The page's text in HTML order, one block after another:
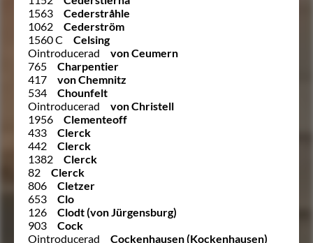
1563
Cederstråhle
1062
Cederström
1560 C
Celsing
Ointroducerad
von Ceumern
765
Charpentier
417
von Chemnitz
534
Chounfelt
Ointroducerad
von Christell
1956
Clementeoff
433
Clerck
442
Clerck
1382
Clerck
82
Clerck
806
Cletzer
653
Clo
126
Clodt (von Jürgensburg)
903
Cock
Ointroducerad
Cockenhausen (Kockenhausen)